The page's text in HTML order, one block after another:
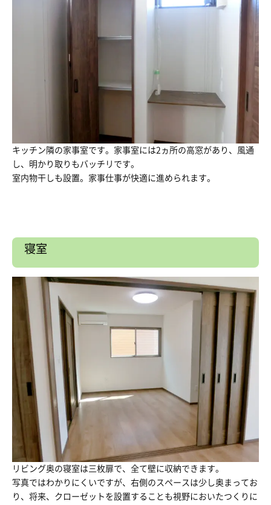
キッチン隣の家事室です。家事室には2ヵ所の高窓があり、風通
し、明かり取りもバッチリです。
室内物干しも設置。家事仕事が快適に進められます。
寝室
リビング奥の寝室は三枚扉で、全て壁に収納できます。
写真ではわかりにくいですが、右側のスペースは少し奥まってお
り、将来、クローゼットを設置することも視野においたつくりに